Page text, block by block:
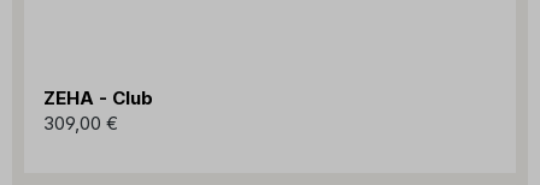
ZEHA - Club
309,00 €